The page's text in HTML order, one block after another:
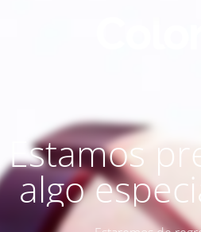
Estamos
algo